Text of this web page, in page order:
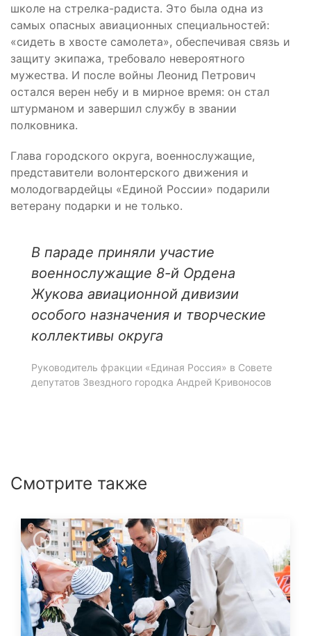
школе на стрелка-радиста. Это была одна из
самых опасных авиационных специальностей:
«сидеть в хвосте самолета», обеспечивая связь и
защиту экипажа, требовало невероятного
мужества. И после войны Леонид Петрович
остался верен небу и в мирное время: он стал
штурманом и завершил службу в звании
полковника.
Глава городского округа, военнослужащие,
представители волонтерского движения и
молодогвардейцы «Единой России» подарили
ветерану подарки и не только.
В параде приняли участие
военнослужащие 8-й Ордена
Жукова авиационной дивизии
особого назначения и творческие
коллективы округа
Руководитель фракции «Единая Россия» в Совете
депутатов Звездного городка Андрей Кривоносов
Смотрите также